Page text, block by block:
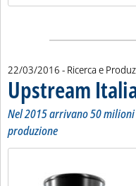
22/03/2016 - Ricerca e
Upstream
Nel 2015 arrivano 50 milioni
produzione